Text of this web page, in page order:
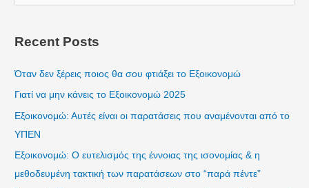
r
:
Recent Posts
Όταν δεν ξέρεις ποιος θα σου φτιάξει το Εξοικονομώ
Γιατί να μην κάνεις το Εξοικονομώ 2025
Εξοικονομώ: Αυτές είναι οι παρατάσεις που αναμένονται από το
ΥΠΕΝ
Εξοικονομώ: Ο ευτελισμός της έννοιας της ισονομίας & η
μεθοδευμένη τακτική των παρατάσεων στο “παρά πέντε”